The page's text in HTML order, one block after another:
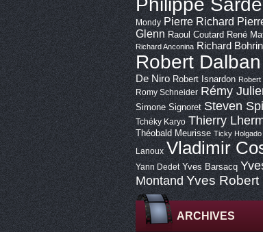
Philippe Sarde
Mondy Pierre Richard
Glenn Raoul Coutard René
Richard Anconina Richard
Robert Dalban
De Niro Robert Isnardon Robert
Romy Schneider Rémy
Simone Signoret Steven
Tchéky Karyo Thierry
Théobald Meurisse Ticky Holgado
Lanoux Vladimir
Yann Dedet Yves Barsacq
Montand Yves Robert
ARCHIVES